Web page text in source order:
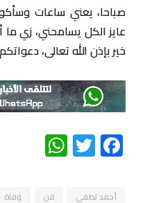
صباحا، يعني ساعات
عايز الكل يسامحني، زي
خير بإذن الله تعالى،
Facebook
Twitter
أحمد لطفي فن وفاة